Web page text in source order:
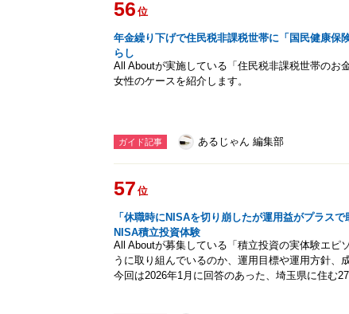
56 位
年金繰り下げで住民税非課税世帯に「国民健康保
らし
All Aboutが実施している「住民税非課税世帯のお
女性のケースを紹介します。
ガイド記事 あるじゃん 編集部
57 位
「休職時にNISAを切り崩したが運用益がプラス
NISA積立投資体験
All Aboutが募集している「積立投資の実体験エピ
うに取り組んでいるのか、運用目標や運用方針、
今回は2026年1月に回答のあった、埼玉県に住む